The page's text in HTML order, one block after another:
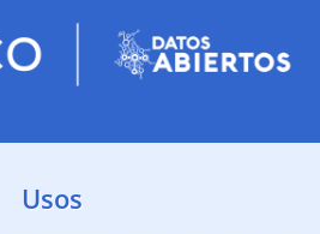
contenido
principal
Usos